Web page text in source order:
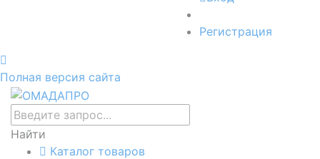
Регистрация
Полная версия сайта
Найти
Каталог товаров